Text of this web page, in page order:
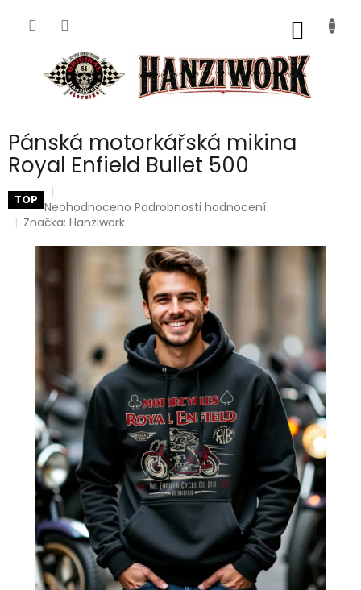
Pánská motorkářská mikina
Royal Enfield Bullet 500
TOP Průměrné
hodnocení
0,0
z
Neohodnoceno Podrobnosti hodnocení
Značka:Hanziwork